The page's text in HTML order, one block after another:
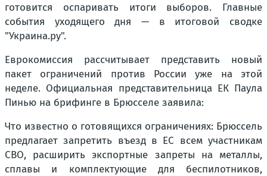
готовится оспаривать итоги выборов. Главные
события уходящего дня — в итоговой сводке
"Украина.ру".
Еврокомиссия рассчитывает представить новый
пакет ограничений против России уже на этой
неделе. Официальная представительница ЕК Паула
Пинью на брифинге в Брюсселе заявила:
Что известно о готовящихся ограничениях: Брюссель
предлагает запретить въезд в ЕС всем участникам
СВО, расширить экспортные запреты на металлы,
сплавы и комплектующие для беспилотников,